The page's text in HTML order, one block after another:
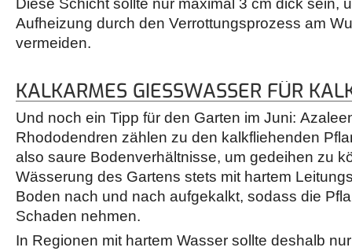
Diese Schicht sollte nur maximal 3 cm dick sein,
Aufheizung durch den Verrottungsprozess am
vermeiden.
KALKARMES GIESSWASSER FÜR
Und noch ein Tipp für den Garten im Juni:
Rhododendren zählen zu den kalkfliehenden
also saure Bodenverhältnisse, um gedeihen zu
Wässerung des Gartens stets mit hartem
Boden nach und nach aufgekalkt, sodass die
Schaden nehmen.
In Regionen mit hartem Wasser sollte deshalb